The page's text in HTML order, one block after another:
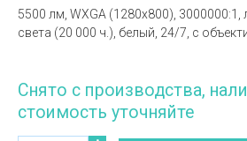
5500 лм, WXGA (1280х800),
света (20 000 ч.), белый, 24/7, с
Снято с производства,
стоимость уточняйте